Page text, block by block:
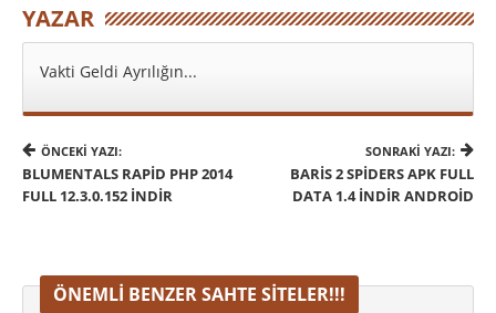
YAZAR
Vakti Geldi Ayrılığın...
ÖNCEKI YAZI:
BLUMENTALS RAPID PHP 2014
FULL 12.3.0.152 İNDIR
SONRAKI YAZI:
BARIS 2 SPIDERS APK FULL
DATA 1.4 İNDIR ANDROID
ÖNEMLI BENZER SAHTE SITELER!!!